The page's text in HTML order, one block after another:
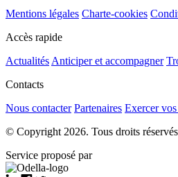
Mentions légales Charte-cookies
Accès rapide
Actualités Anticiper et accompagner
Contacts
Nous contacter Partenaires Exercer
© Copyright 2026. Tous droits réservés
Service proposé par